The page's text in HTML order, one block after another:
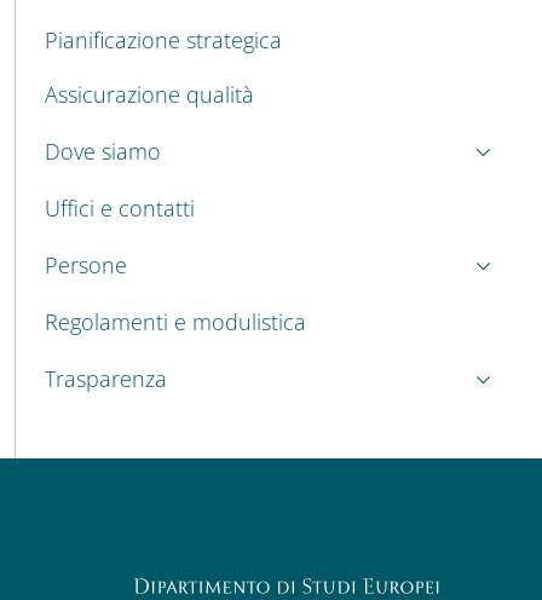
Pianificazione strategica
Assicurazione qualità
Dove siamo
Uffici e contatti
Persone
Regolamenti e modulistica
Trasparenza